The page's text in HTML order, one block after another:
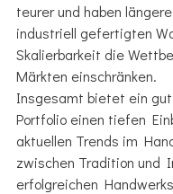
teurer und haben
industriell gefertigten
Skalierbarkeit die
Märkten einschränken.
Insgesamt bietet ein
Portfolio einen tiefen
aktuellen Trends im
zwischen Tradition und
erfolgreichen